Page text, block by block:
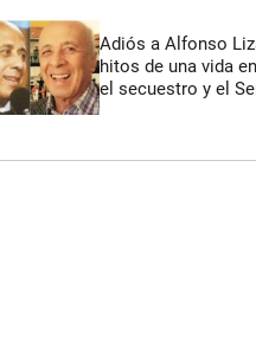
Adiós a Alfonso
hitos de una vida
el secuestro y el